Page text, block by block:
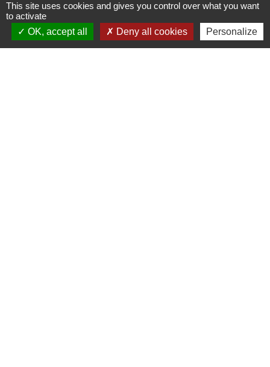
This site uses cookies and gives you control over what you want
to activate
OK, accept all
Deny all cookies Personalize